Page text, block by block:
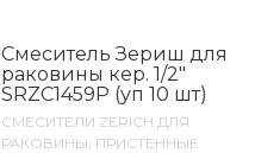
Смеситель Зериш для
раковины кер. 1/2″
SRZC1459P (уп 10 шт)
СМЕСИТЕЛИ ZERICH ДЛЯ
РАКОВИНЫ, ПРИСТЕННЫЕ